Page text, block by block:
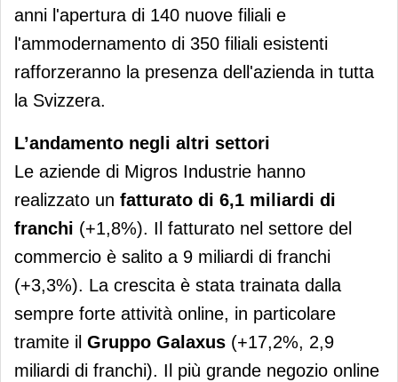
anni l'apertura di 140 nuove filiali e
l'ammodernamento di 350 filiali esistenti
rafforzeranno la presenza dell'azienda in tutta
la Svizzera.
L’andamento negli altri settori
Le aziende di Migros Industrie hanno
realizzato un fatturato di 6,1 miliardi di
franchi (+1,8%). Il fatturato nel settore del
commercio è salito a 9 miliardi di franchi
(+3,3%). La crescita è stata trainata dalla
sempre forte attività online, in particolare
tramite il Gruppo Galaxus (+17,2%, 2,9
miliardi di franchi). Il più grande negozio online